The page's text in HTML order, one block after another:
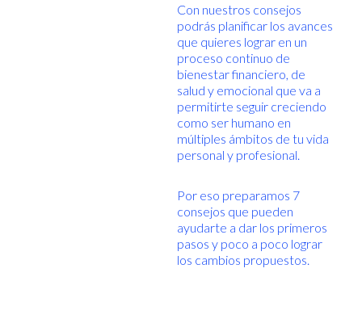
Con nuestros consejos
podrás planificar los avances
que quieres lograr en un
proceso continuo de
bienestar financiero, de
salud y emocional que va a
permitirte seguir creciendo
como ser humano en
múltiples ámbitos de tu vida
personal y profesional.
Por eso preparamos 7
consejos que pueden
ayudarte a dar los primeros
pasos y poco a poco lograr
los cambios propuestos.